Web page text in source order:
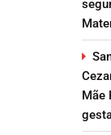
Mãe